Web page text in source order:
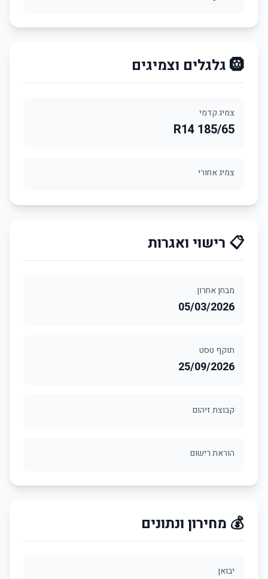
🛞 גלגלים וצמיגים
צמיג קדמי
185/65 R14
צמיג אחורי
📋 רישוי ואגרות
מבחן אחרון
05/03/2026
תוקף טסט
25/09/2026
קבוצת זיהום
הוראת רישום
💰 מחירון ונתונים
יבואן